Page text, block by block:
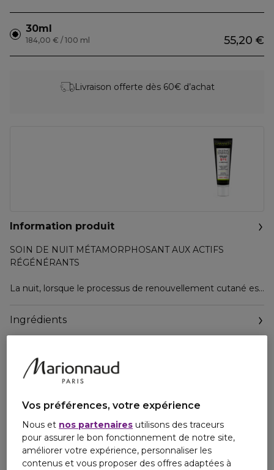
30ml
55,20 €
184,00 € / 100 ml
Livraison offerte dès 60€ d’achat
Information produit
SOIN DE NUIT MÉTAMORPHOSANT AUX ACTIFS
RÉGÉNÉRANTS
La nuit, lorsque le processus de renouvellement cutané est
régénérer visiblement, diminuer l'apparence de tous les
types de rides (âge, déshydratation, expression), redensifier
98% d'ingrédients d'origine naturelle
Made in France
Ingrédients
Vos préférences, votre expérience
Nous et nos partenaires utilisons des traceurs
pour assurer le bon fonctionnement de notre site,
améliorer votre expérience, personnaliser les
contenus et vous proposer des offres adaptées à